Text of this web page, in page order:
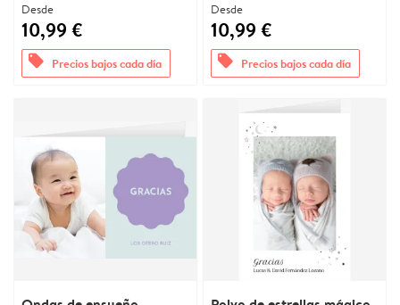
Desde
10,99 €
offers Precios bajos cada día
Desde
10,99 €
offers Precios bajos cada día